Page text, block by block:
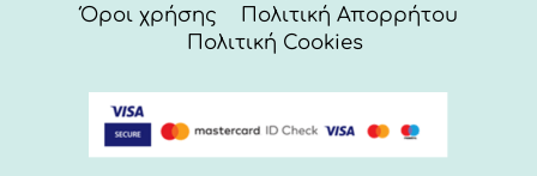
Όροι χρήσης
Πολιτική Απορρήτου
Πολιτική Cookies